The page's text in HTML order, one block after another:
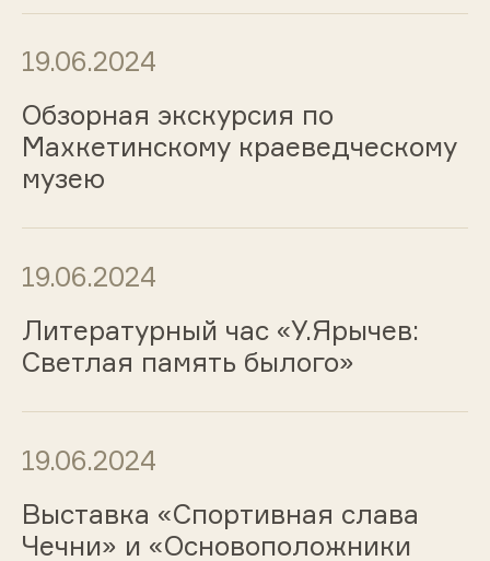
19.06.2024
Обзорная экскурсия по
Махкетинскому краеведческому
музею
19.06.2024
Литературный час «У.Ярычев:
Светлая память былого»
19.06.2024
Выставка «Спортивная слава
Чечни» и «Основоположники